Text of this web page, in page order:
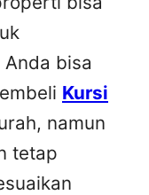
bisa
Kursi
namun
tetap